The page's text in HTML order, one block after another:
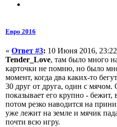
Евро 2016
« Ответ #3: 10 Июня 2016,
Tender_Love, там было много
карточки не помню, но было
момент, когда два каких-то
30 друг от друга, один с мячом.
показывает его крупно - бежит,
потом резко наводится на
уже лежит на земле и мячик
почти всю игру.